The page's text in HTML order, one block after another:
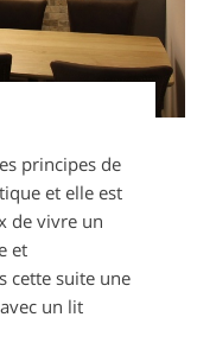
principes de
et elle est
de vivre un
et
cette suite une
un lit